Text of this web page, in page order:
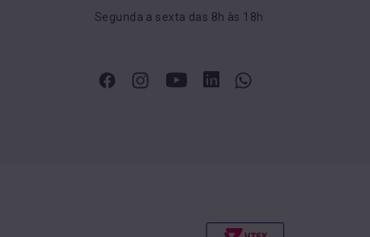
Segunda a sexta das 8h às 18h